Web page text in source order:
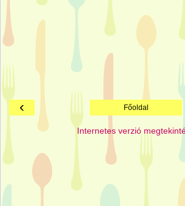
‹ Főoldal
Internetes verzió